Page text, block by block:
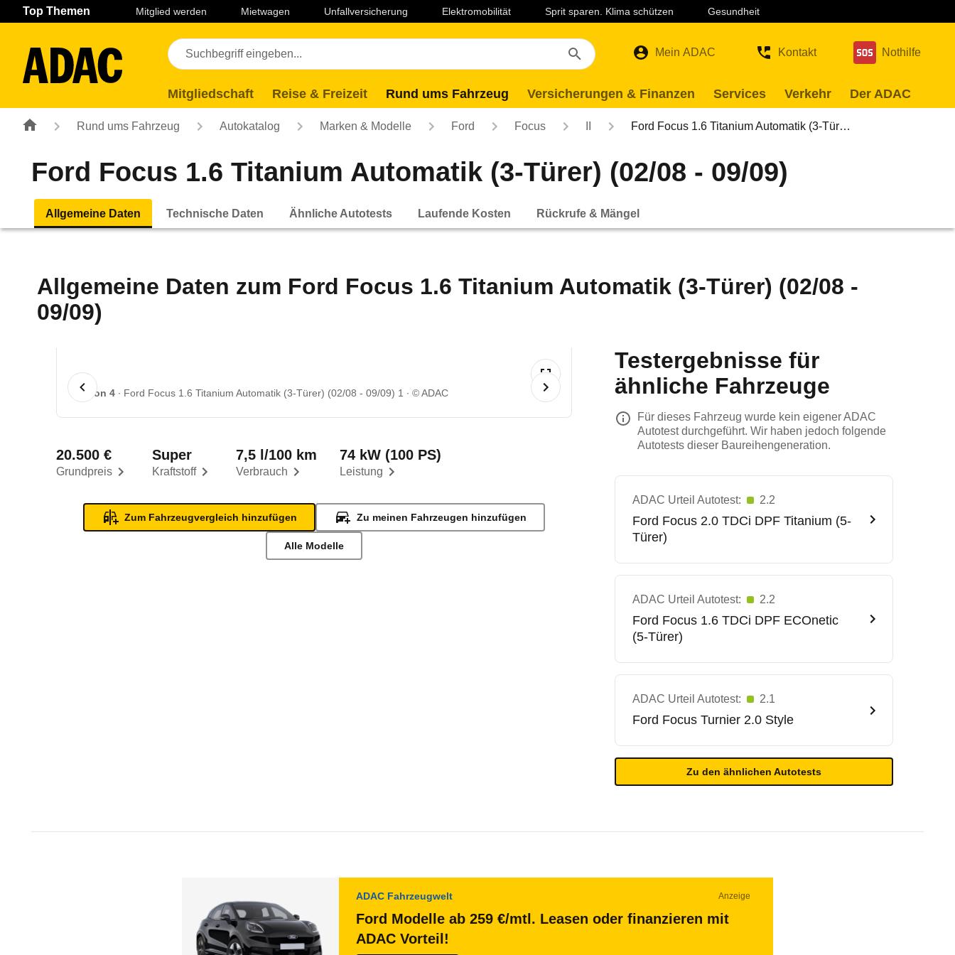
Navigation Seiteninhalt Fußzeile
Top Themen Mitglied werden Mietwagen Unfallversicherung Elektromobilität Sprit sparen. Klima schützen Gesundheit
Mein ADAC Kontakt Nothilfe
Mitgliedschaft Reise & Freizeit Rund ums Fahrzeug Versicherungen & Finanzen Services Verkehr Der ADAC
Rund ums Fahrzeug Autokatalog Marken & Modelle Ford Focus Ford Focus 1.6 Titanium Automatik (3-Tür…
Ford Focus 1.6 Titanium Automatik (3-Türer) (02/08 - 09/09)
Allgemeine Daten Technische Daten Ähnliche Autotests Laufende Kosten Rückrufe & Mängel
Allgemeine Daten zum Ford Focus 1.6 Titanium Automatik (3-Türer) (02/08 -
09/09)
1 von 4 Ford Focus 1.6 Titanium Automatik (3-Türer) (02/08 - 09/09) 1 © ADAC
Grundpreis
20.500 €
Kraftstoff
Super
Verbrauch
7,5 l/100 km
Leistung
74 kW (100 PS)
Zum Fahrzeugvergleich hinzufügen Zu meinen Fahrzeugen hinzufügen
Alle Modelle
Testergebnisse für
ähnliche Fahrzeuge
Für dieses Fahrzeug wurde kein eigener ADAC
Autotest durchgeführt. Wir haben jedoch folgende
Autotests dieser Baureihengeneration.
ADAC Urteil Autotest: 2.2
Ford Focus 2.0 TDCi DPF Titanium (5-
Türer)
ADAC Urteil Autotest: 2.2
Ford Focus 1.6 TDCi DPF ECOnetic
(5-Türer)
ADAC Urteil Autotest: 2.1
Ford Focus Turnier 2.0 Style
Zu den ähnlichen Autotests
ADAC Fahrzeugwelt Anzeige
Ford Modelle ab 259 €/mtl. Leasen oder finanzieren mit
ADAC Vorteil!